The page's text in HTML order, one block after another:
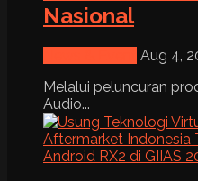
Nasional
Aug 4,
Melalui peluncuran
Audio...